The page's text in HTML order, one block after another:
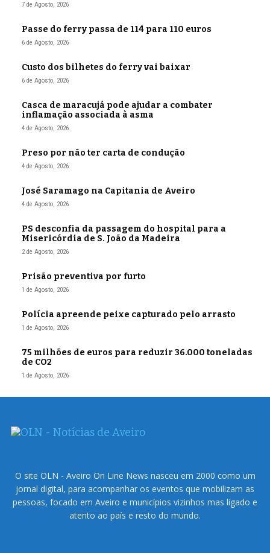
7 de Agosto, 2026
Passe do ferry passa de 114 para 110 euros
6 de Agosto, 2026
Custo dos bilhetes do ferry vai baixar
6 de Agosto, 2026
Casca de maracujá pode ajudar a combater
inflamação associada à asma
4 de Agosto, 2026
Preso por não ter carta de condução
4 de Agosto, 2026
José Saramago na Capitania de Aveiro
4 de Agosto, 2026
PS desconfia da passagem do hospital para a
Misericórdia de S. João da Madeira
2 de Agosto, 2026
Prisão preventiva por furto
1 de Agosto, 2026
Polícia apreende peixe capturado pelo arrasto
1 de Agosto, 2026
75 milhões de euros para reduzir 36.000 toneladas
de CO2
1 de Agosto, 2026
O site OLN - Aveiro On Line News nasceu em 2000 como um
jornal digital, para acompanhar os eventos que mobilizam as
pessoas, focado em Aveiro e municípios vizinhos mas ligado e
atento ao país e resto do mundo.